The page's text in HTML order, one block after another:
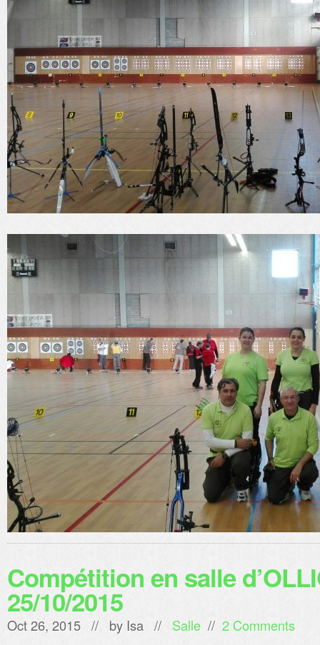
Compétition en salle
25/10/2015
Oct 26, 2015 // by Isa // Salle // 2 Comments